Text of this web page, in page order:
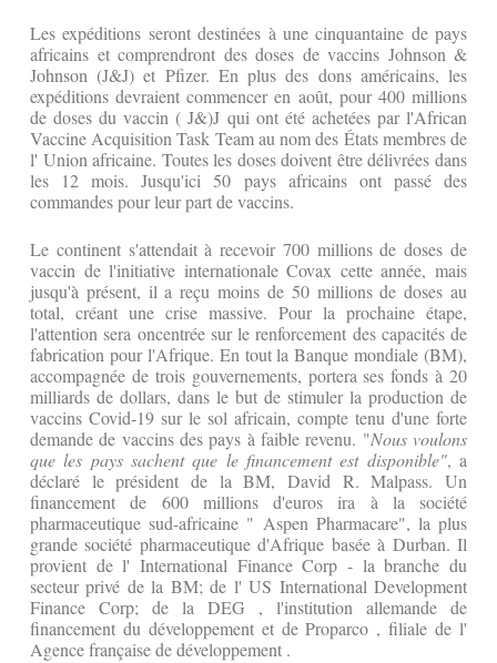
Les expéditions seront destinées à une cinquantaine de pays
africains et comprendront des doses de vaccins Johnson &
Johnson (J&J) et Pfizer. En plus des dons américains, les
expéditions devraient commencer en août, pour 400 millions
de doses du vaccin ( J&)J qui ont été achetées par l'African
Vaccine Acquisition Task Team au nom des États membres de
l' Union africaine. Toutes les doses doivent être délivrées dans
les 12 mois. Jusqu'ici 50 pays africains ont passé des
commandes pour leur part de vaccins.
Le continent s'attendait à recevoir 700 millions de doses de
vaccin de l'initiative internationale Covax cette année, mais
jusqu'à présent, il a reçu moins de 50 millions de doses au
total, créant une crise massive. Pour la prochaine étape,
l'attention sera oncentrée sur le renforcement des capacités de
fabrication pour l'Afrique. En tout la Banque mondiale (BM),
accompagnée de trois gouvernements, portera ses fonds à 20
milliards de dollars, dans le but de stimuler la production de
vaccins Covid-19 sur le sol africain, compte tenu d'une forte
demande de vaccins des pays à faible revenu. "Nous voulons
que les pays sachent que le financement est disponible", a
déclaré le président de la BM, David R. Malpass. Un
financement de 600 millions d'euros ira à la société
pharmaceutique sud-africaine " Aspen Pharmacare", la plus
grande société pharmaceutique d'Afrique basée à Durban. Il
provient de l' International Finance Corp - la branche du
secteur privé de la BM; de l' US International Development
Finance Corp; de la DEG , l'institution allemande de
financement du développement et de Proparco , filiale de l'
Agence française de développement .